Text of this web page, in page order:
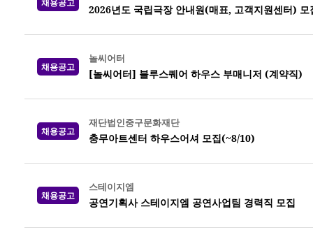
2026년도 국립극장 안내원(매표, 고객지원센터)
채용공고
놀씨어터
[놀씨어터] 블루스퀘어 하우스 부매니저 (계약직)
채용공고
재단법인중구문화재단
충무아트센터 하우스어셔 모집(~8/10)
채용공고
스테이지엠
공연기획사 스테이지엠 공연사업팀 경력직 모집